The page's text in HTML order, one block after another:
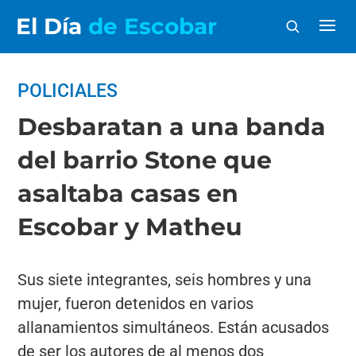
El Día de Escobar
POLICIALES
Desbaratan a una banda
del barrio Stone que
asaltaba casas en
Escobar y Matheu
Sus siete integrantes, seis hombres y una
mujer, fueron detenidos en varios
allanamientos simultáneos. Están acusados
de ser los autores de al menos dos